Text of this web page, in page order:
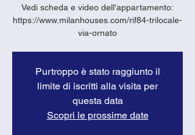
Vedi scheda e video dell'appartamento:
https://www.milanhouses.com/rif84-trilocale-
via-ornato
Purtroppo è stato raggiunto il
limite di iscritti alla visita per
questa data
Scopri le prossime date